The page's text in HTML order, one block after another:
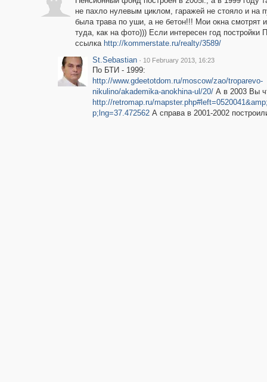
не пахло нулевым циклом, гаражей не стояло и на
была трава по уши, а не бетон!!! Мои окна смотрят
туда, как на фото))) Если интересен год постройки
ссылка http://kommerstate.ru/realty/3589/
St.Sebastian · 10 February 2013, 16:23
По БТИ - 1999:
http://www.gdeetotdom.ru/moscow/zao/troparevo-
nikulino/akademika-anokhina-ul/20/А в 2003 Вы
http://retromap.ru/
p;lng=37.472562А справа в 2001-2002